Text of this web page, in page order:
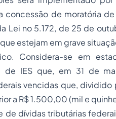
concessão de moratória
Lei no 5.172, de 25 de
estejam em grave
Considera-se em
de IES que, em 31 de
vencidas que,
a R$ 1.500,00 (mil e
de dívidas tributárias